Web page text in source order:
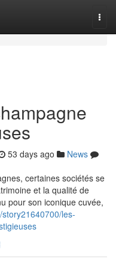
53 days ago
News
certaines sociétés se
et la qualité de
pour son iconique cuvée,
les-